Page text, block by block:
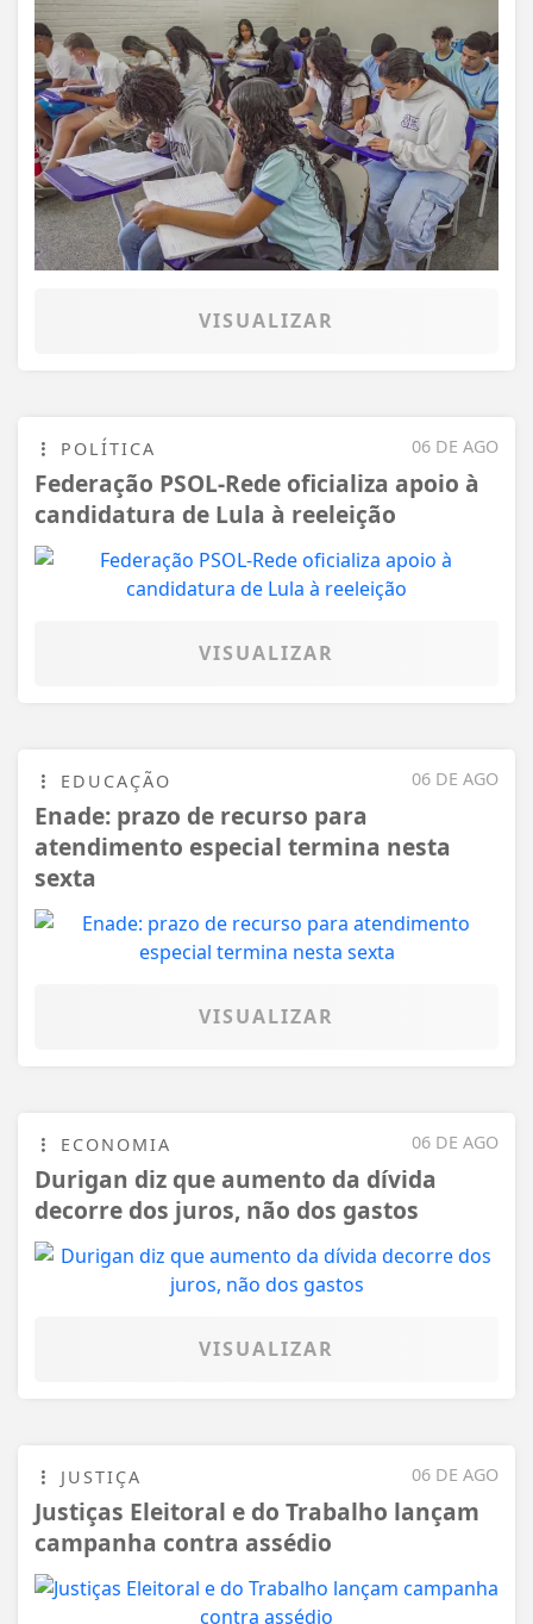
VISUALIZAR
06 DE AGO
POLÍTICA
Federação PSOL-Rede oficializa apoio à
candidatura de Lula à reeleição
VISUALIZAR
06 DE AGO
EDUCAÇÃO
Enade: prazo de recurso para
atendimento especial termina nesta
sexta
VISUALIZAR
06 DE AGO
ECONOMIA
Durigan diz que aumento da dívida
decorre dos juros, não dos gastos
VISUALIZAR
06 DE AGO
JUSTIÇA
Justiças Eleitoral e do Trabalho lançam
campanha contra assédio